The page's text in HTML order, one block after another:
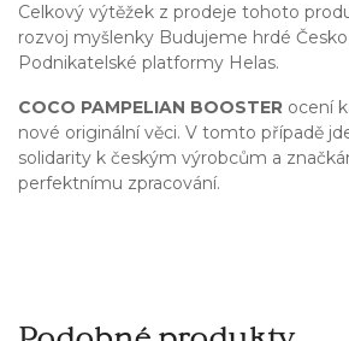
Celkový výtěžek z prodeje tohoto
rozvoj myšlenky Budujeme hrdé
Podnikatelské platformy Helas.
COCO PAMPELIAN BOOSTER ocení
nové originální věci. V tomto případě
solidarity k českým výrobcům a
perfektnímu zpracování.